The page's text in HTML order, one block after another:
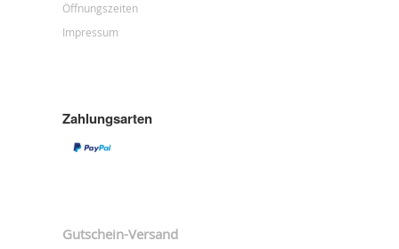
Öffnungszeiten
Impressum
Zahlungsarten
Gutschein-Versand